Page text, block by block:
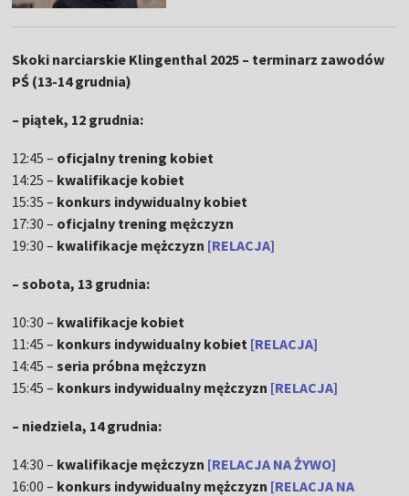
Skoki narciarskie Klingenthal 2025 – terminarz zawodów
PŚ (13-14 grudnia)
– piątek, 12 grudnia:
12:45 – oficjalny trening kobiet
14:25 – kwalifikacje kobiet
15:35 – konkurs indywidualny kobiet
17:30 – oficjalny trening mężczyzn
19:30 – kwalifikacje mężczyzn [RELACJA]
– sobota, 13 grudnia:
10:30 – kwalifikacje kobiet
11:45 – konkurs indywidualny kobiet [RELACJA]
14:45 –seria próbna mężczyzn
15:45 – konkurs indywidualny mężczyzn [RELACJA]
– niedziela, 14 grudnia:
14:30 – kwalifikacje mężczyzn [RELACJA NA ŻYWO]
16:00 – konkurs indywidualny mężczyzn [RELACJA NA